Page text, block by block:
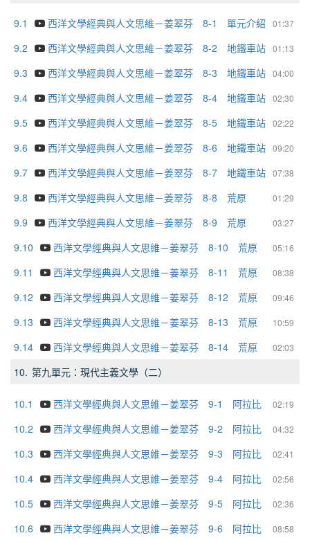
9.1 01:37
西洋文學經典與人文思維－姜翠芬 8-1 單元介紹
9.2
01:13
西洋文學經典與人文思維－姜翠芬 8-2 地鐵車站
9.3
04:00
西洋文學經典與人文思維－姜翠芬 8-3 地鐵車站
9.4
02:30
西洋文學經典與人文思維－姜翠芬 8-4 地鐵車站
9.5
02:22
西洋文學經典與人文思維－姜翠芬 8-5 地鐵車站
9.6
09:20
西洋文學經典與人文思維－姜翠芬 8-6 地鐵車站
9.7
07:38
西洋文學經典與人文思維－姜翠芬 8-7 地鐵車站
9.8
01:29
西洋文學經典與人文思維－姜翠芬 8-8 荒原
9.9
03:27
西洋文學經典與人文思維－姜翠芬 8-9 荒原
9.10
05:16
西洋文學經典與人文思維－姜翠芬 8-10 荒原
9.11
08:38
西洋文學經典與人文思維－姜翠芬 8-11 荒原
9.12
09:46
西洋文學經典與人文思維－姜翠芬 8-12 荒原
9.13
10:59
西洋文學經典與人文思維－姜翠芬 8-13 荒原
9.14
02:03
西洋文學經典與人文思維－姜翠芬 8-14 荒原
10. 第九單元：現代主義文學（二）
10.1 02:19
西洋文學經典與人文思維－姜翠芬 9-1 阿拉比
10.2
04:32
西洋文學經典與人文思維－姜翠芬 9-2 阿拉比
10.3
02:41
西洋文學經典與人文思維－姜翠芬 9-3 阿拉比
10.4
02:56
西洋文學經典與人文思維－姜翠芬 9-4 阿拉比
10.5
02:36
西洋文學經典與人文思維－姜翠芬 9-5 阿拉比
10.6
08:58
西洋文學經典與人文思維－姜翠芬 9-6 阿拉比